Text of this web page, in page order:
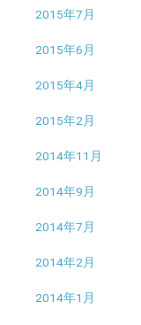
2015年7月
2015年6月
2015年4月
2015年2月
2014年11月
2014年9月
2014年7月
2014年2月
2014年1月